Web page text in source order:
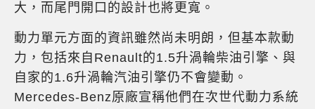
大，而尾門開口的設計也將更寬。
動力單元方面的資訊雖然尚未明朗，但基本款動
力，包括來自Renault的1.5升渦輪柴油引擎、與
自家的1.6升渦輪汽油引擎仍不會變動。
Mercedes-Benz原廠宣稱他們在次世代動力系統